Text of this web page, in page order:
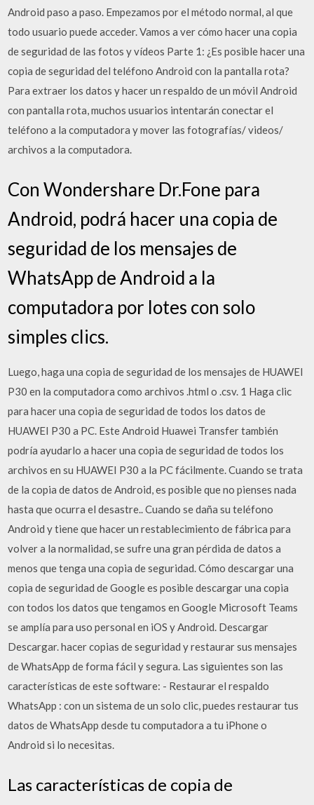
Android paso a paso. Empezamos por el método normal, al que
todo usuario puede acceder. Vamos a ver cómo hacer una copia
de seguridad de las fotos y vídeos Parte 1: ¿Es posible hacer una
copia de seguridad del teléfono Android con la pantalla rota?
Para extraer los datos y hacer un respaldo de un móvil Android
con pantalla rota, muchos usuarios intentarán conectar el
teléfono a la computadora y mover las fotografías/ videos/
archivos a la computadora.
Con Wondershare Dr.Fone para
Android, podrá hacer una copia de
seguridad de los mensajes de
WhatsApp de Android a la
computadora por lotes con solo
simples clics.
Luego, haga una copia de seguridad de los mensajes de HUAWEI
P30 en la computadora como archivos .html o .csv. 1 Haga clic
para hacer una copia de seguridad de todos los datos de
HUAWEI P30 a PC. Este Android Huawei Transfer también
podría ayudarlo a hacer una copia de seguridad de todos los
archivos en su HUAWEI P30 a la PC fácilmente. Cuando se trata
de la copia de datos de Android, es posible que no pienses nada
hasta que ocurra el desastre.. Cuando se daña su teléfono
Android y tiene que hacer un restablecimiento de fábrica para
volver a la normalidad, se sufre una gran pérdida de datos a
menos que tenga una copia de seguridad. Cómo descargar una
copia de seguridad de Google es posible descargar una copia
con todos los datos que tengamos en Google Microsoft Teams
se amplía para uso personal en iOS y Android. Descargar
Descargar. hacer copias de seguridad y restaurar sus mensajes
de WhatsApp de forma fácil y segura. Las siguientes son las
características de este software: - Restaurar el respaldo
WhatsApp : con un sistema de un solo clic, puedes restaurar tus
datos de WhatsApp desde tu computadora a tu iPhone o
Android si lo necesitas.
Las características de copia de